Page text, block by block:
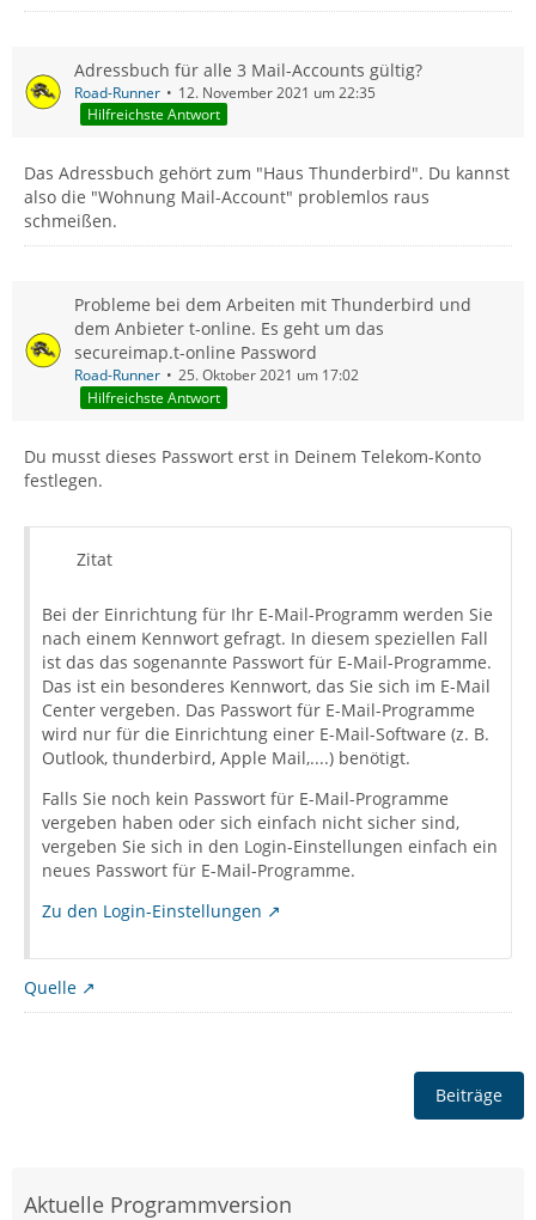
Adressbuch für alle 3 Mail-Accounts gültig?
Road-Runner
12. November 2021 um 22:35
Hilfreichste Antwort
Das Adressbuch gehört zum "Haus Thunderbird". Du kannst
also die "Wohnung Mail-Account" problemlos raus
schmeißen.
Probleme bei dem Arbeiten mit Thunderbird und
dem Anbieter t-online. Es geht um das
secureimap.t-online Password
Road-Runner
25. Oktober 2021 um 17:02
Hilfreichste Antwort
Du musst dieses Passwort erst in Deinem Telekom-Konto
festlegen.
Zitat
Bei der Einrichtung für Ihr E-Mail-Programm werden Sie
nach einem Kennwort gefragt. In diesem speziellen Fall
ist das das sogenannte Passwort für E-Mail-Programme.
Das ist ein besonderes Kennwort, das Sie sich im E-Mail
Center vergeben. Das Passwort für E-Mail-Programme
wird nur für die Einrichtung einer E-Mail-Software (z. B.
Outlook, thunderbird, Apple Mail,....) benötigt.
Falls Sie noch kein Passwort für E-Mail-Programme
vergeben haben oder sich einfach nicht sicher sind,
vergeben Sie sich in den Login-Einstellungen einfach ein
neues Passwort für E-Mail-Programme.
Zu den Login-Einstellungen
Quelle
Beiträge
Aktuelle Programmversion